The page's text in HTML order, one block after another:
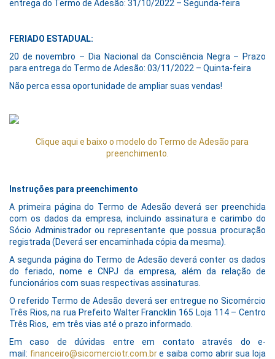
entrega do Termo de Adesão: 31/10/2022 – Segunda-feira
FERIADO ESTADUAL:
20 de novembro – Dia Nacional da Consciência Negra – Prazo
para entrega do Termo de Adesão: 03/11/2022 – Quinta-feira
Não perca essa oportunidade de ampliar suas vendas!
Clique aqui e baixo o modelo do Termo de Adesão para
preenchimento.
Instruções para preenchimento
A primeira página do Termo de Adesão deverá ser preenchida
com os dados da empresa, incluindo assinatura e carimbo do
Sócio Administrador ou representante que possua procuração
registrada (Deverá ser encaminhada cópia da mesma).
A segunda página do Termo de Adesão deverá conter os dados
do feriado, nome e CNPJ da empresa, além da relação de
funcionários com suas respectivas assinaturas.
O referido Termo de Adesão deverá ser entregue no Sicomércio
Três Rios, na rua Prefeito Walter Francklin 165 Loja 114 – Centro
Três Rios, em três vias até o prazo informado.
Em caso de dúvidas entre em contato através do e-
mail: financeiro@sicomerciotr.com.bre saiba como abrir sua loja